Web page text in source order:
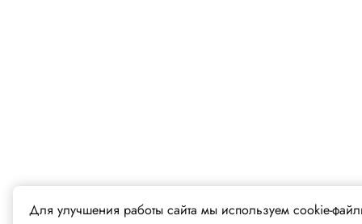
Для улучшения работы сайта мы используем cookie-